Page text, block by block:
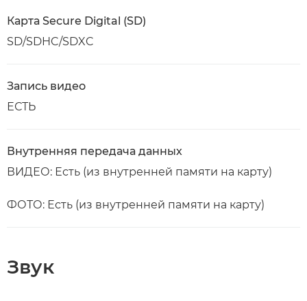
Карта Secure Digital (SD)
SD/SDHC/SDXC
Запись видео
ЕСТЬ
Внутренняя передача данных
ВИДЕО: Есть (из внутренней памяти на карту)
ФОТО: Есть (из внутренней памяти на карту)
Звук